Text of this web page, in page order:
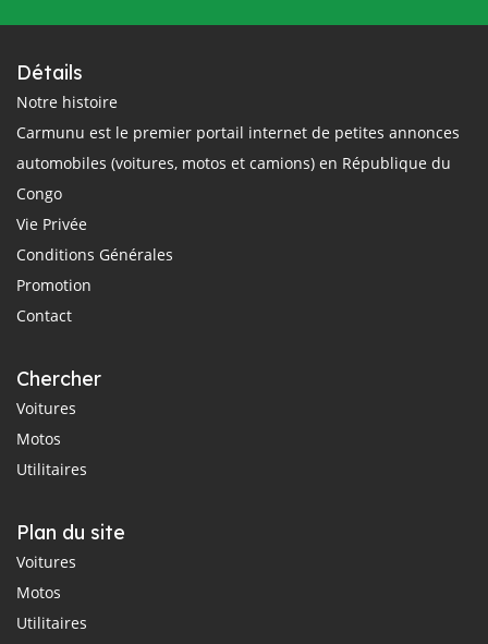
Détails
Notre histoire
Carmunu est le premier portail internet de petites annonces
automobiles (voitures, motos et camions) en République du
Congo
Vie Privée
Conditions Générales
Promotion
Contact
Chercher
Voitures
Motos
Utilitaires
Plan du site
Voitures
Motos
Utilitaires